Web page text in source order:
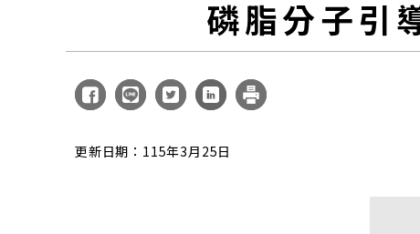
磷脂分子引
更新日期：115年3月25日